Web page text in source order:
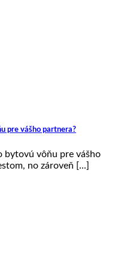
pre vášho partnera?
bytovú vôňu pre vášho
no zároveň [...]